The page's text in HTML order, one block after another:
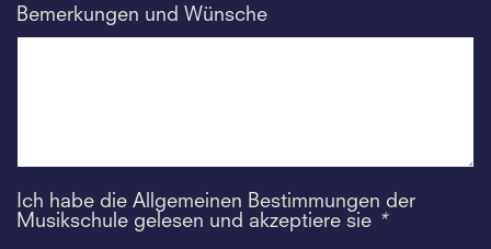
Bemerkungen und Wünsche
Ich habe die Allgemeinen Bestimmungen der
Musikschule gelesen und akzeptiere sie *